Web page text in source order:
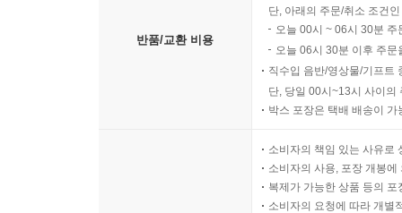
반품/교환 비용
단, 아래의 주문/취소 조건
오늘 00시 ~ 06시 30분
오늘 06시 30분 이후 주
직수입 음반/영상물/기프트
단, 당일 00시~13시 사이의
박스 포장은 택배 배송이
소비자의 책임 있는 사유로
소비자의 사용, 포장 개봉
복제가 가능한 상품 등의
소비자의 요청에 따라 개별